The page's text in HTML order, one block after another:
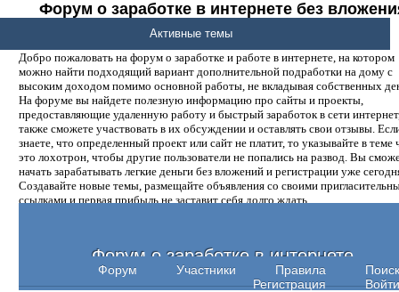
Форум о заработке в интернете без
денег.
Добро пожаловать на форум о заработке и работе в интернете, на котором
можно найти подходящий вариант дополнительной подработки на дому с
высоким доходом помимо основной работы, не вкладывая собственных
На форуме вы найдете полезную информацию про сайты и проекты,
предоставляющие удаленную работу и быстрый заработок в сети
также сможете участвовать в их обсуждении и оставлять свои отзывы.
знаете, что определенный проект или сайт не платит, то указывайте в теме
это лохотрон, чтобы другие пользователи не попались на развод. Вы
начать зарабатывать легкие деньги без вложений и регистрации уже
Создавайте новые темы, размещайте объявления со своими
ссылками и первая прибыль не заставит себя долго ждать.
Форум о заработке в интернете
Форум Участники Правила
Поиск
Регистрация
Войти
Активные темы